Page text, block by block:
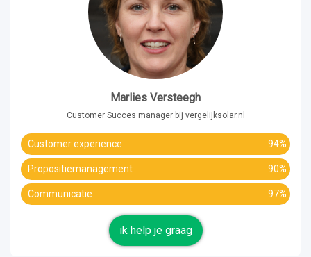
Marlies Versteegh
Customer Succes manager bij vergelijksolar.nl
Customer experience 94%
Propositiemanagement 90%
Communicatie 97%
ik help je graag